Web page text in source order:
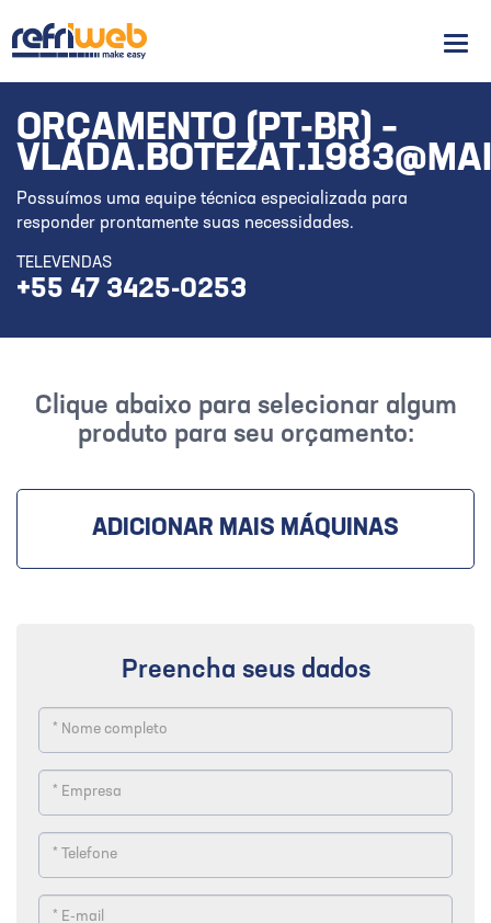
ORÇAMENTO (PT-BR) –
Possuímos uma equipe técnica especializada para
responder prontamente suas necessidades.
TELEVENDAS
+55 47 3425-0253
Clique abaixo para selecionar algum
produto para seu orçamento:
ADICIONAR MAIS MÁQUINAS
Preencha seus dados